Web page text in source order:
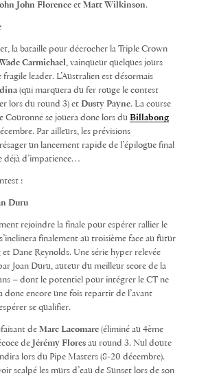
John John Florence et Matt Wilkinson.
la bataille pour décrocher la Triple Crown
Wade Carmichael, vainqueur quelques jours
leader. L’Australien est désormais
(qui marquera du fer rouge le contest
lors du round 3) et Dusty Payne. La course
Couronne se jouera donc lors du Billabong
Par ailleurs, les prévisions
un lancement rapide de l’épilogue final
déjà d’impatience…
:
Duru
rejoindre la finale pour espérer rallier le
s’inclinera finalement au troisième face au futur
Dane Reynolds. Une série hyper relevée
Joan Duru, auteur du meilleur score de la
– dont le potentiel pour intégrer le CT ne
encore une fois repartir de l’avant
se qualifier.
de Marc Lacomare (éliminé au 4ème
de
Jérémy Flores au round 3. Nul doute
lors du Pipe Masters (8-20 décembre).
scalpé les murs d’eau de Sunset lors de son